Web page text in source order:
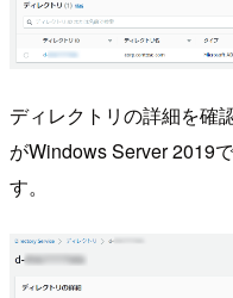
ディレクトリの詳細を確
がWindows Server 2019
す。